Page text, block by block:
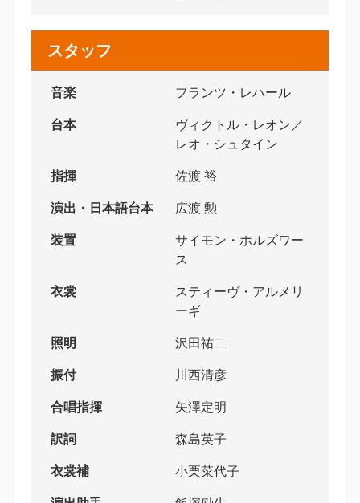
スタッフ
音楽 フランツ・レハール
台本
ヴィクトル・レオン／
レオ・シュタイン
指揮 佐渡 裕
演出・日本語台本 広渡 勲
装置
サイモン・ホルズワー
ス
衣裳
スティーヴ・アルメリ
ーギ
照明 沢田祐二
振付 川西清彦
合唱指揮 矢澤定明
訳詞 森島英子
衣裳補 小栗菜代子